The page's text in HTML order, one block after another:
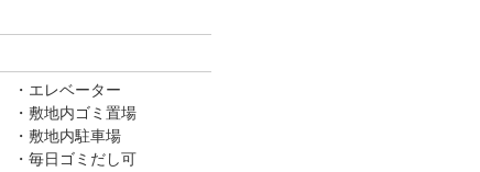
エレベーター
敷地内ゴミ置場
敷地内駐車場
毎日ゴミだし可